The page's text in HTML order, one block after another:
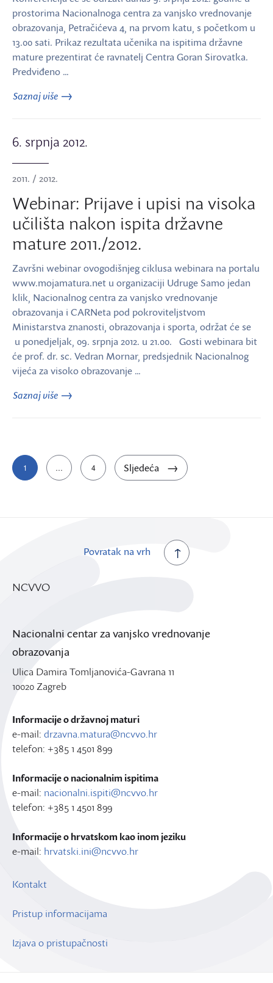
prostorima Nacionalnoga centra za vanjsko vrednovanje
obrazovanja, Petračićeva 4, na prvom katu, s početkom u
13.00 sati. Prikaz rezultata učenika na ispitima državne
mature prezentirat će ravnatelj Centra Goran Sirovatka.
Predviđeno …
Saznaj više
6. srpnja 2012.
2011. / 2012.
Webinar: Prijave i upisi na visoka
učilišta nakon ispita državne
mature 2011./2012.
Završni webinar ovogodišnjeg ciklusa webinara na portalu
www.mojamatura.net u organizaciji Udruge Samo jedan
klik, Nacionalnog centra za vanjsko vrednovanje
obrazovanja i CARNeta pod pokroviteljstvom
Ministarstva znanosti, obrazovanja i sporta, održat će se
u ponedjeljak, 09. srpnja 2012. u 21.00. Gosti webinara bit
će prof. dr. sc. Vedran Mornar, predsjednik Nacionalnog
vijeća za visoko obrazovanje …
Saznaj više
Brojevi
stranica
1 … 4 Sljedeća
Povratak na vrh
NCVVO
Nacionalni centar za vanjsko vrednovanje
obrazovanja
Ulica Damira Tomljanovića-Gavrana 11
10020 Zagreb
Informacije o državnoj maturi
e-mail: drzavna.matura@ncvvo.hr
telefon: +385 1 4501 899
Informacije o nacionalnim ispitima
e-mail: nacionalni.ispiti@ncvvo.hr
telefon: +385 1 4501 899
Informacije o hrvatskom kao inom jeziku
e-mail: hrvatski.ini@ncvvo.hr
Kontakt
Pristup informacijama
Izjava o pristupačnosti